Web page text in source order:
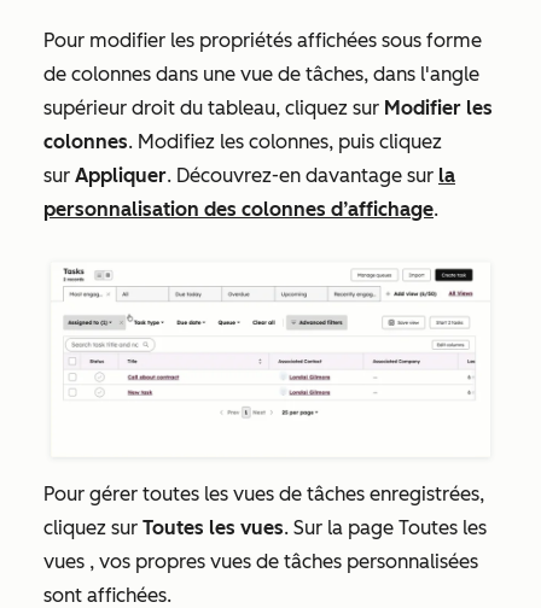
Pour modifier les propriétés affichées sous forme
de colonnes dans une vue de tâches, dans l'angle
supérieur droit du tableau, cliquez sur Modifier les
colonnes. Modifiez les colonnes, puis cliquez
sur Appliquer. Découvrez-en davantage sur la
personnalisation des colonnes d’affichage.
Pour gérer toutes les vues de tâches enregistrées,
cliquez sur Toutes les vues. Sur la page Toutes les
vues , vos propres vues de tâches personnalisées
sont affichées.